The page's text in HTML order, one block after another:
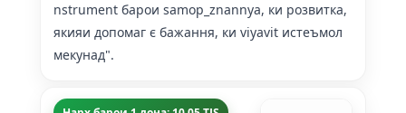
nstrument барои samop_znannya, ки розвитка,
якияи допомаг є бажання, ки viyavit истеъмол
мекунад".